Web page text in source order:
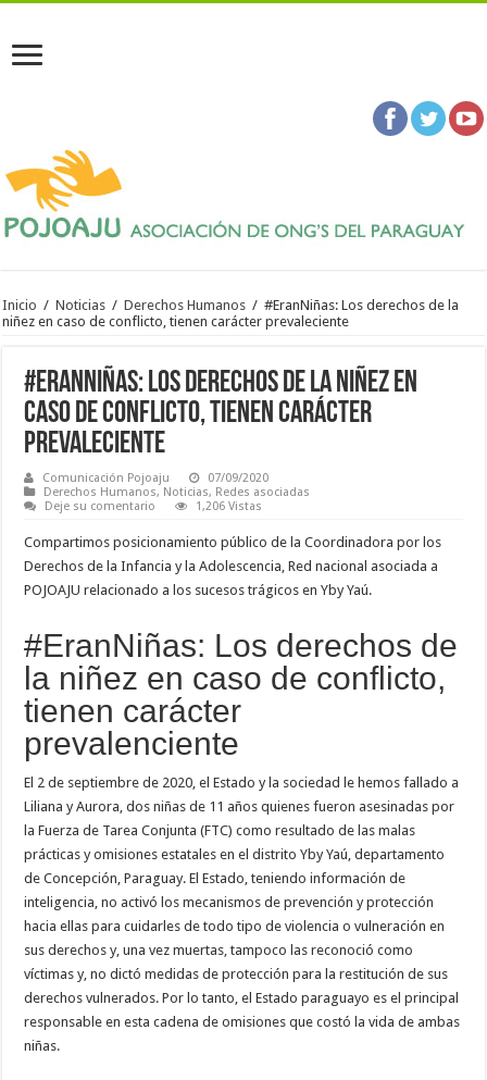
Inicio / Noticias / Derechos Humanos / #EranNiñas: Los derechos de la
niñez en caso de conflicto, tienen carácter prevaleciente
#EranNiñas: Los derechos de la niñez en
caso de conflicto, tienen carácter
prevaleciente
Comunicación Pojoaju
07/09/2020
Derechos Humanos, Noticias, Redes asociadas
Deje su comentario
1,206 Vistas
Compartimos posicionamiento público de la Coordinadora por los
Derechos de la Infancia y la Adolescencia, Red nacional asociada a
POJOAJU relacionado a los sucesos trágicos en Yby Yaú.
#EranNiñas: Los derechos de
la niñez en caso de conflicto,
tienen carácter
prevalenciente
El 2 de septiembre de 2020, el Estado y la sociedad le hemos fallado a
Liliana y Aurora, dos niñas de 11 años quienes fueron asesinadas por
la Fuerza de Tarea Conjunta (FTC) como resultado de las malas
prácticas y omisiones estatales en el distrito Yby Yaú, departamento
de Concepción, Paraguay. El Estado, teniendo información de
inteligencia, no activó los mecanismos de prevención y protección
hacia ellas para cuidarles de todo tipo de violencia o vulneración en
sus derechos y, una vez muertas, tampoco las reconoció como
víctimas y, no dictó medidas de protección para la restitución de sus
derechos vulnerados. Por lo tanto, el Estado paraguayo es el principal
responsable en esta cadena de omisiones que costó la vida de ambas
niñas.